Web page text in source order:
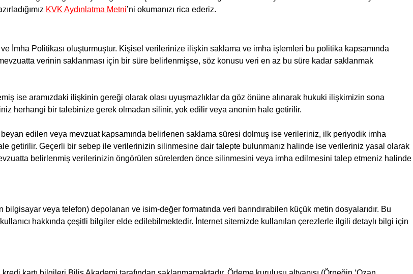
KVK Aydınlatma Metni’ni okumanızı rica ederiz.
İmha Politikası oluşturmuştur. Kişisel verilerinize ilişkin saklama ve imha işlemleri bu politika kapsamında
verinin saklanması için bir süre belirlenmişse, söz konusu veri en az bu süre kadar saklanmak
ise aramızdaki ilişkinin gereği olarak olası uyuşmazlıklar da göz önüne alınarak hukuki ilişkimizin sona
herhangi bir talebinize gerek olmadan silinir, yok edilir veya anonim hale getirilir.
beyan edilen veya mevzuat kapsamında belirlenen saklama süresi dolmuş ise verileriniz, ilk periyodik imha
getirilir. Geçerli bir sebep ile verilerinizin silinmesine dair talepte bulunmanız halinde ise verileriniz yasal olarak
belirlenmiş verilerinizin öngörülen sürelerden önce silinmesini veya imha edilmesini talep etmeniz halinde
veya telefon) depolanan ve isim-değer formatında veri barındırabilen küçük metin dosyalarıdır. Bu
hakkında çeşitli bilgiler elde edilebilmektedir. İnternet sitemizde kullanılan çerezlerle ilgili detaylı bilgi için